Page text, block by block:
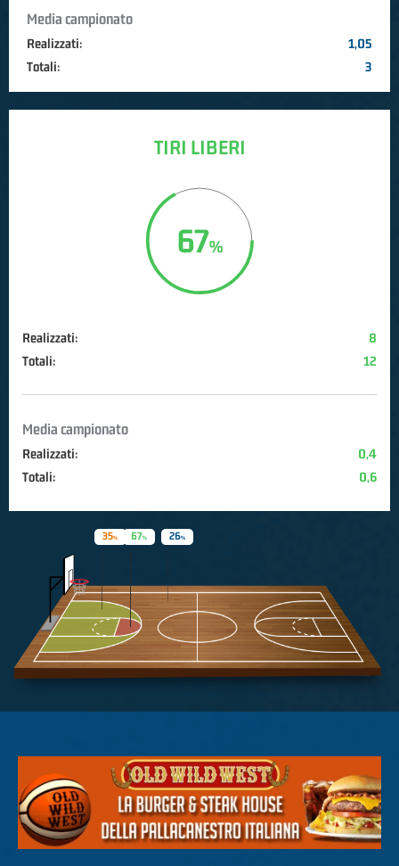
Media campionato
Realizzati:
1,05
Totali:
3
TIRI LIBERI
67
Realizzati:
8
Totali:
12
Media campionato
Realizzati:
0,4
Totali:
0,6
67
35 26